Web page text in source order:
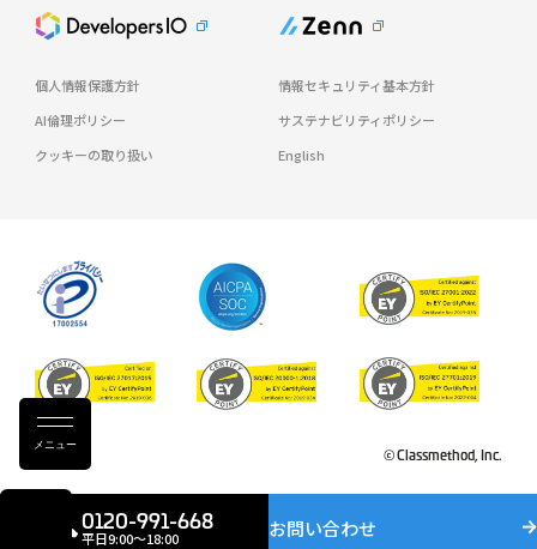
メニュー
個人情報保護方針
情報セキュリティ基本方針
AI倫理ポリシー
サステナビリティポリシー
クッキーの取り扱い
English
© Classmethod, Inc.
0120-991-668
平日9:00〜18:00 お問い合わせ